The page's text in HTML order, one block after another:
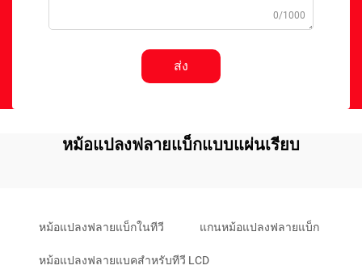
0/1000
ส่ง
หม้อแปลงฟลายแบ็กแบบแผ่นเรียบ
หม้อแปลงฟลายแบ็กในทีวี แกนหม้อแปลงฟลายแบ็ก
หม้อแปลงฟลายแบคสำหรับทีวี LCD